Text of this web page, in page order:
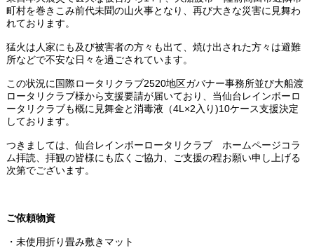
町村を巻きこみ前代未聞の山火事となり、再び大きな災害に見舞わ
れております。
猛火は人家にも及び被害者の方々も出て、焼け出された方々は避難
所などで不安な日々を過ごされています。
この状況に国際ロータリクラブ2520地区ガバナー事務所並び大船渡
ロータリクラブ様から支援要請が届いており、当仙台レインボーロ
ータリクラブも概に見舞金と消毒液（4L ×2 入り)10ケース支援決定
しております。
つきましては、仙台レインボーロータリクラブ ホームページコラ
ム拝読、拝観の皆様にも広くご協力、ご支援の程お願い申し上げる
次第でございます。
ご依頼物資
・未使用折り畳み敷きマット